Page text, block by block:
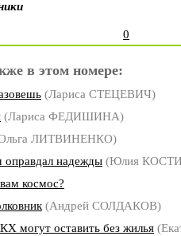
0
в этом номере:
(Лариса СТЕЦЕВИЧ)
(Лариса ФЕДИШИНА)
ЛИТВИНЕНКО)
надежды (Юлия
космос?
(Андрей СОЛДАКОВ)
могут оставить без жилья